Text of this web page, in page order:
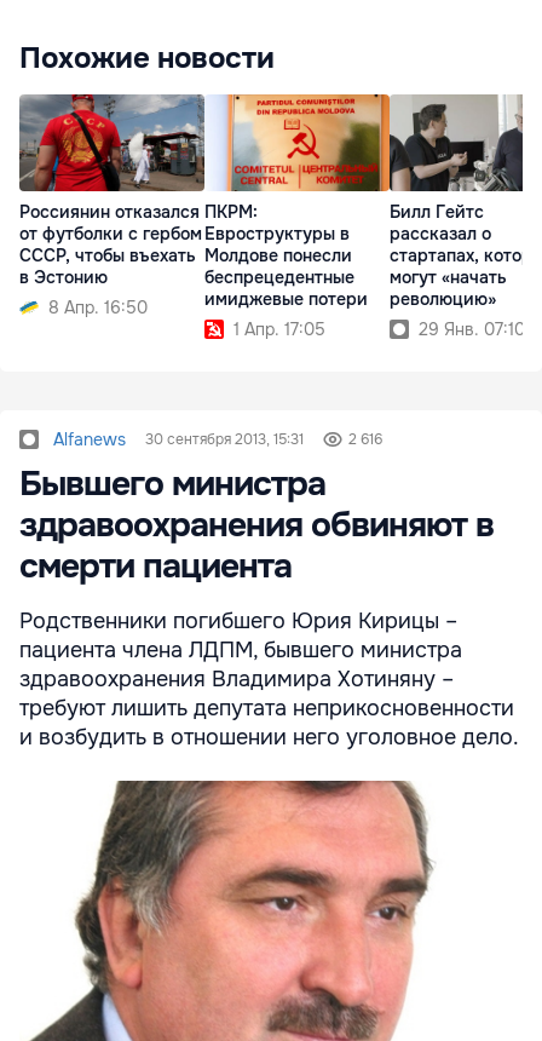
Похожие новости
Россиянин отказался
от футболки с гербом
СССР, чтобы въехать
в Эстонию
8 Апр. 16:50
ПКРМ:
Евроструктуры в
Молдове понесли
беспрецедентные
имиджевые потери
1 Апр. 17:05
Билл Гейтс
рассказал о
стартапах,
могут «начать
революцию»
29 Янв. 07:10
Alfanews 30 сентября 2013, 15:31 2 616
Бывшего министра
здравоохранения обвиняют в
смерти пациента
Родственники погибшего Юрия Кирицы –
пациента члена ЛДПМ, бывшего министра
здравоохранения Владимира Хотиняну –
требуют лишить депутата неприкосновенности
и возбудить в отношении него уголовное дело.